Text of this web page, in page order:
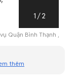
1 /2
Quận Bình Thạnh
thể liên hệ
thêm